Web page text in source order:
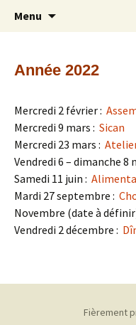
Les Mordus
Découverte et
Amateurs de
Menu
Année 2022
Mercredi 2 février:
Mercredi 9 mars : Sican
Mercredi 23 mars :
Vendredi 6 – dimanche 8
Samedi 11 juin :
Mardi 27 septembre :
Novembre (date à
Vendredi 2 décembre :
Fièrement